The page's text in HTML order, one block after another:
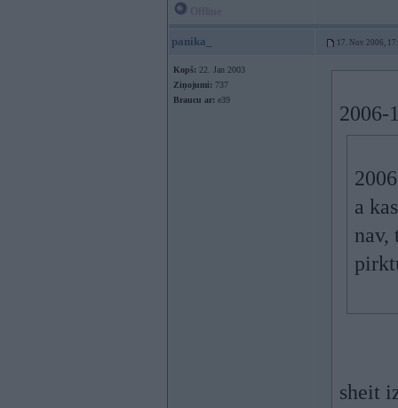
panika_ 17. Nov 2006,
Kopš: 22. Jan 2003
Ziņojumi: 737
Braucu ar: e39
2006-
a
nav,
sheit